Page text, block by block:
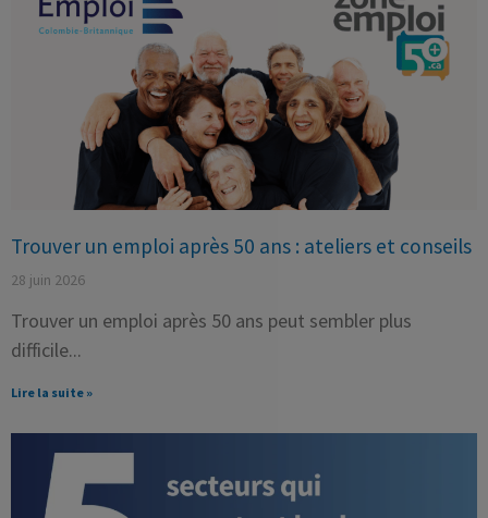
Trouver un emploi après 50 ans : ateliers et conseils
28 juin 2026
Trouver un emploi après 50 ans peut sembler plus
difficile
Lire la suite »